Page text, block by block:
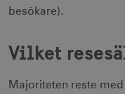
besökare).
Vilket
Majoriteten restedeprecation